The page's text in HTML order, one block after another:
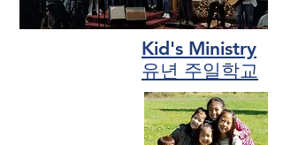
Kid's Ministry
​유년 주일학교